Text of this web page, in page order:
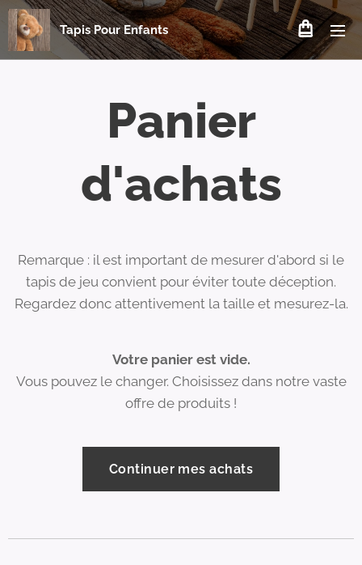
Tapis Pour Enfants
Panier
d'achats
Remarque : il est important de mesurer d'abord si le
tapis de jeu convient pour éviter toute déception.
Regardez donc attentivement la taille et mesurez-la.
Votre panier est vide.
Vous pouvez le changer. Choisissez dans notre vaste
offre de produits !
Continuer mes achats